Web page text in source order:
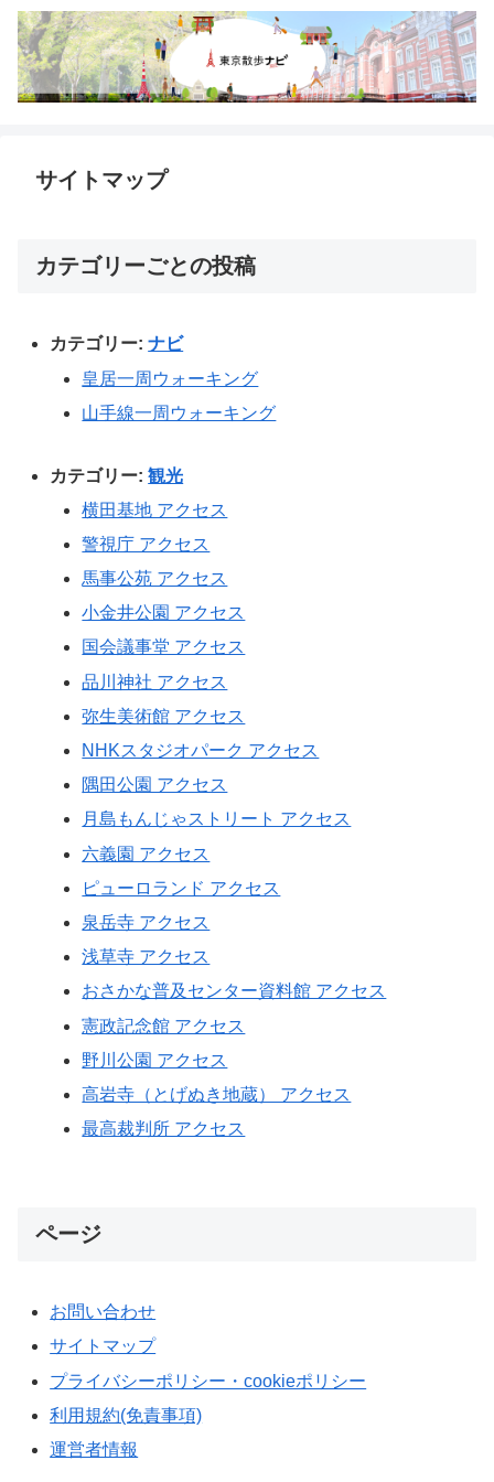
サイトマップ
カテゴリーごとの投稿
カテゴリー:ナビ
皇居一周ウォーキング
山手線一周ウォーキング
カテゴリー:観光
横田基地 アクセス
警視庁 アクセス
馬事公苑 アクセス
小金井公園 アクセス
国会議事堂 アクセス
品川神社 アクセス
弥生美術館 アクセス
NHKスタジオパーク アクセス
隅田公園 アクセス
月島もんじゃストリート アクセス
六義園 アクセス
ピューロランド アクセス
泉岳寺 アクセス
浅草寺 アクセス
おさかな普及センター資料館 アクセス
憲政記念館 アクセス
野川公園 アクセス
高岩寺（とげぬき地蔵） アクセス
最高裁判所 アクセス
ページ
お問い合わせ
サイトマップ
プライバシーポリシー・cookieポリシー
利用規約(免責事項)
運営者情報